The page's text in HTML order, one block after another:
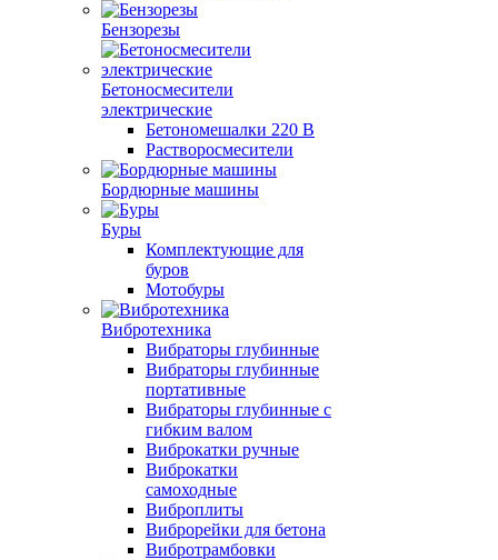
Бензорезы
Бетоносмесители
электрические
Бетономешалки 220 В
Растворосмесители
Бордюрные машины
Буры
Комплектующие для
буров
Мотобуры
Вибротехника
Вибраторы глубинные
Вибраторы глубинные
портативные
Вибраторы глубинные с
гибким валом
Виброкатки ручные
Виброкатки
самоходные
Виброплиты
Виброрейки для бетона
Вибротрамбовки